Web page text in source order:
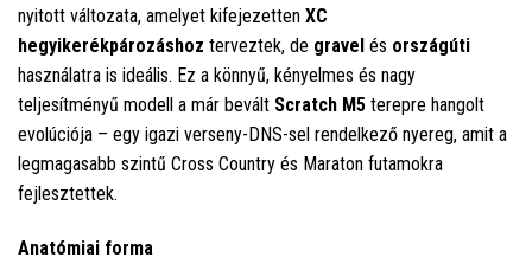
nyitott változata, amelyet kifejezetten XC
hegyikerékpározáshoz terveztek, de gravel és országúti
használatra is ideális. Ez a könnyű, kényelmes és nagy
teljesítményű modell a már bevált Scratch M5 terepre hangolt
evolúciója – egy igazi verseny-DNS-sel rendelkező nyereg, amit a
legmagasabb szintű Cross Country és Maraton futamokra
fejlesztettek.
Anatómiai forma